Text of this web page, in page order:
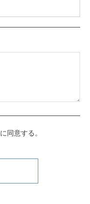
に同意する。